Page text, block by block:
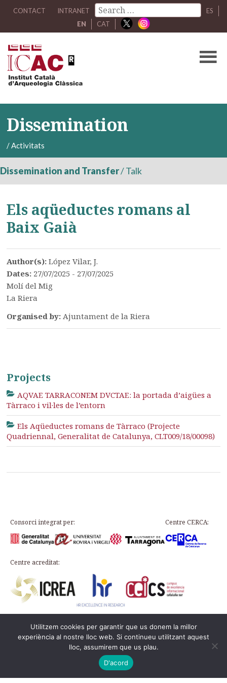
CONTACT INTRANET
ES
EN
CAT
Dissemination
/Activitats
Dissemination and Transfer/Talk
Els aqüeductes romans al
Baix Gaià
Author(s):López Vilar, J.
Dates: 27/07/2025 - 27/07/2025
Molí del Mig
La Riera
Organised by:Ajuntament de la Riera
Projects
AQVAE TARRACONEM DVCTAE: la portada d’aigües a
Tàrraco i vil·les de l’entorn
Els Aqüeductes romans de Tàrraco (Projecte
Quadriennal, Generalitat de Catalunya, CLT009/18/00098)
Consorci integrat per: Centre CERCA:
Centre acreditat:
Plaça d’en Rovellat, s/n, 43003 Tarragona
Telephone: 977 24 91 33 · info@icac.cat
Legal Notice·Cookie Policy
PADICAT
Utilitzem cookies per garantir que us donem la millor
experiència al nostre lloc web. Si continueu utilitzant aquest
lloc, assumirem que us plau.
D'acord